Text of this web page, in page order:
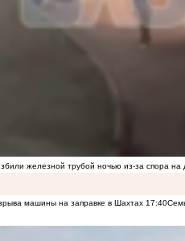
железной трубой ночью из-за спора на
машины на заправке в Шахтах 17:40